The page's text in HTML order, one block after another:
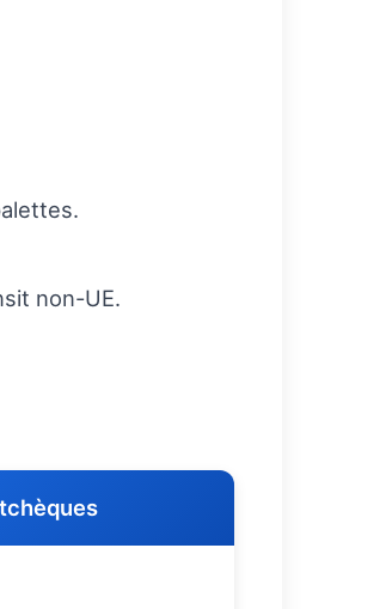
non-UE.